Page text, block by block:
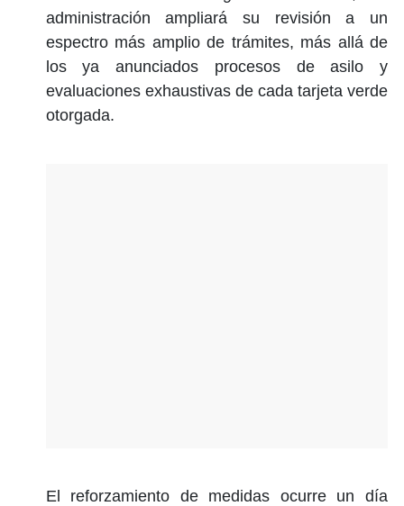
administración ampliará su revisión a un
espectro más amplio de trámites, más allá de
los ya anunciados procesos de asilo y
evaluaciones exhaustivas de cada tarjeta verde
otorgada.
El reforzamiento de medidas ocurre un día